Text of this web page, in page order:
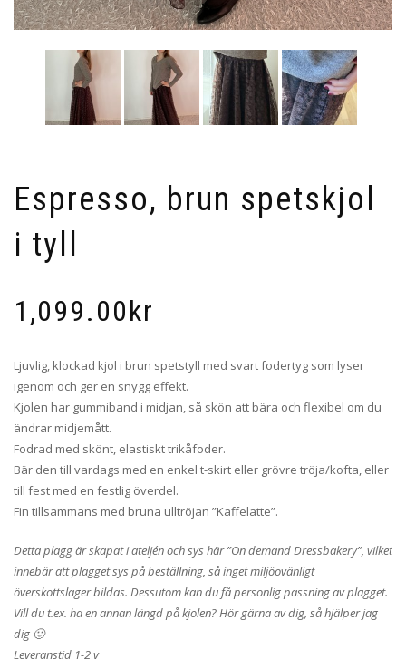
Espresso, brun spetskjol
i tyll
1,099.00kr
Ljuvlig, klockad kjol i brun spetstyll med svart fodertyg som lyser
igenom och ger en snygg effekt.
Kjolen har gummiband i midjan, så skön att bära och flexibel om du
ändrar midjemått.
Fodrad med skönt, elastiskt trikåfoder.
Bär den till vardags med en enkel t-skirt eller grövre tröja/kofta, eller
till fest med en festlig överdel.
Fin tillsammans med bruna ulltröjan ”Kaffelatte”.
Detta plagg är skapat i ateljén och sys här ”On demand Dressbakery”, vilket
innebär att plagget sys på beställning, så inget miljöovänligt
överskottslager bildas. Dessutom kan du få personlig passning av plagget.
Vill du t.ex. ha en annan längd på kjolen? Hör gärna av dig, så hjälper jag
dig 🙂
Leveranstid 1-2 v